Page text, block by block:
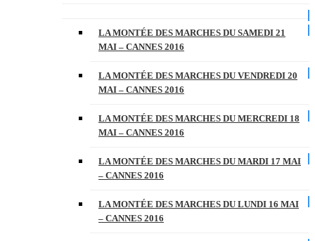
LA MONTÉE DES MARCHES DU SAMEDI 21
MAI – CANNES 2016
LA MONTÉE DES MARCHES DU VENDREDI 20
MAI – CANNES 2016
LA MONTÉE DES MARCHES DU MERCREDI 18
MAI – CANNES 2016
LA MONTÉE DES MARCHES DU MARDI 17 MAI
– CANNES 2016
LA MONTÉE DES MARCHES DU LUNDI 16 MAI
– CANNES 2016